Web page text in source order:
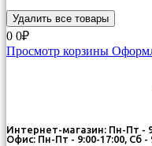
Удалить все товары
0 0₽
Просмотр корзины
Интернет-магазин: Пн-Пт -
Офис: Пн-Пт - 9:00-17:00, Сб -